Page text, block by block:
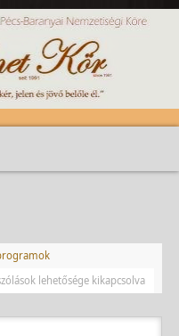
lehetősége kikapcsolva